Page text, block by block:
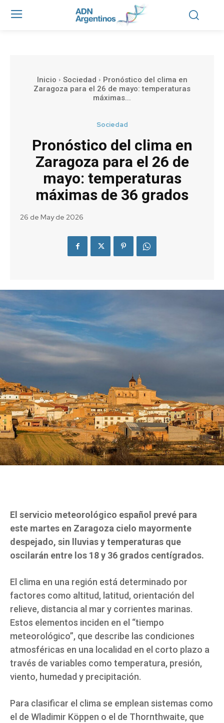
Inicio Sociedad
Pronóstico del clima en
Zaragoza para el 26 de mayo: temperaturas
máximas...
Sociedad
Pronóstico del clima en
Zaragoza para el 26 de
mayo: temperaturas
máximas de 36 grados
26 de May de 2026
El servicio meteorológico español prevé para
este martes en Zaragoza cielo mayormente
despejado, sin lluvias y temperaturas que
oscilarán entre los 18 y 36 grados centígrados.
El clima en una región está determinado por
factores como altitud, latitud, orientación del
relieve, distancia al mar y corrientes marinas.
Estos elementos inciden en el “tiempo
meteorológico”, que describe las condiciones
atmosféricas en una localidad en el corto plazo a
través de variables como temperatura, presión,
viento, humedad y precipitación.
Para clasificar el clima se emplean sistemas como
el de Wladimir Köppen o el de Thornthwaite, que